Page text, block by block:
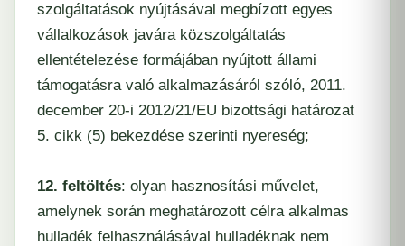
szolgáltatások nyújtásával megbízott egyes
vállalkozások javára közszolgáltatás
ellentételezése formájában nyújtott állami
támogatásra való alkalmazásáról szóló, 2011.
december 20-i 2012/21/EU bizottsági határozat
5. cikk (5) bekezdése szerinti nyereség;
12. feltöltés: olyan hasznosítási művelet,
amelynek során meghatározott célra alkalmas
hulladék felhasználásával hulladéknak nem